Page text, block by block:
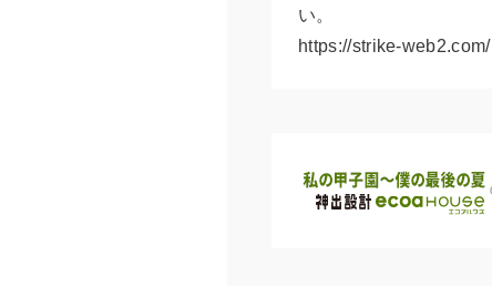
い。
https://strike-web2.com/